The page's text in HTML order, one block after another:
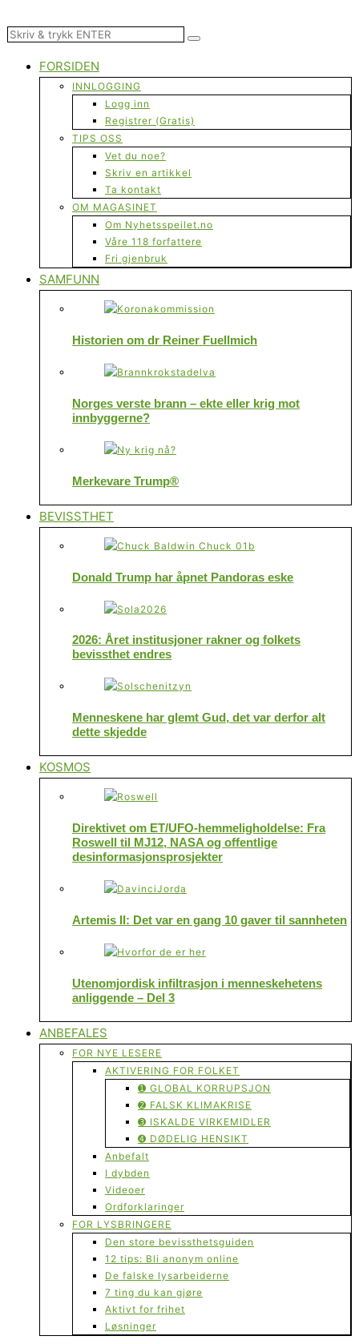
FORSIDEN
INNLOGGING
Logg inn
Registrer (Gratis)
TIPS OSS
Vet du noe?
Skriv en artikkel
Ta kontakt
OM MAGASINET
Om Nyhetsspeilet.no
Våre 118 forfattere
Fri gjenbruk
SAMFUNN
Historien om dr Reiner Fuellmich
Norges verste brann – ekte eller krig mot
innbyggerne?
Merkevare Trump®
BEVISSTHET
Donald Trump har åpnet Pandoras eske
2026: Året institusjoner rakner og folkets
bevissthet endres
Menneskene har glemt Gud, det var derfor alt
dette skjedde
KOSMOS
Direktivet om ET/UFO-hemmeligholdelse: Fra
Roswell til MJ12, NASA og offentlige
desinformasjonsprosjekter
Artemis II: Det var en gang 10 gaver til sannheten
Utenomjordisk infiltrasjon i menneskehetens
anliggende – Del 3
ANBEFALES
FOR NYE LESERE
AKTIVERING FOR FOLKET
➊ GLOBAL KORRUPSJON
➋ FALSK KLIMAKRISE
➌ ISKALDE VIRKEMIDLER
➍ DØDELIG HENSIKT
Anbefalt
I dybden
Videoer
Ordforklaringer
FOR LYSBRINGERE
Den store bevissthetsguiden
12 tips: Bli anonym online
De falske lysarbeiderne
7 ting du kan gjøre
Aktivt for frihet
Løsninger